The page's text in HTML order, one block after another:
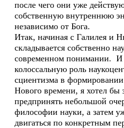
после чего они уже
собственную внутреннюю
независимо от Бога.
Итак, начиная с Галилея и
складывается собственно
современном понимании. И
колоссальную роль
сциентизма в
Нового времени, я хотел бы
предпринять небольшой
философии науки, а затем
двигаться по конкретным